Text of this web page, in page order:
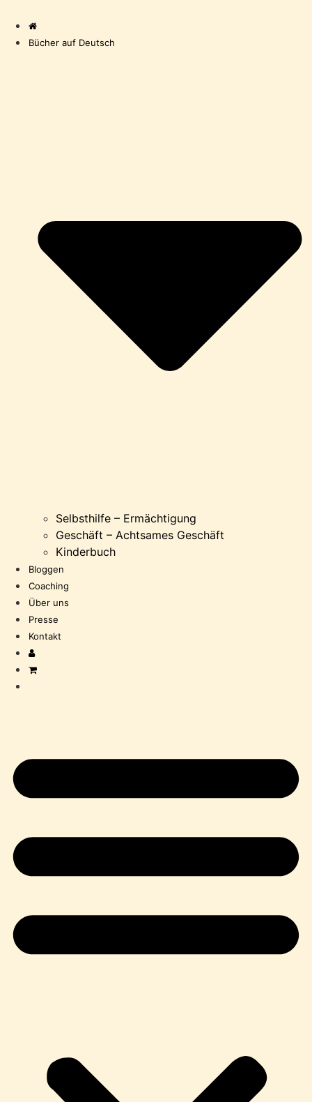
Inhalt
wechselnBücher auf Deutsch
Selbsthilfe – Ermächtigung
Geschäft – Achtsames Geschäft
Kinderbuch
Bloggen
Coaching
Über uns
Presse
Kontakt